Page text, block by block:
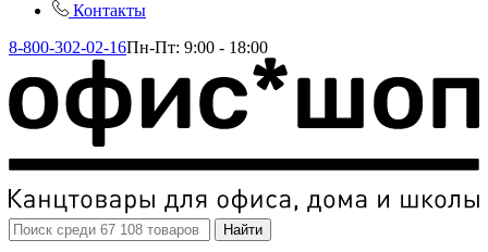
Контакты
8-800-302-02-16Пн-Пт: 9:00 - 18:00
Найти